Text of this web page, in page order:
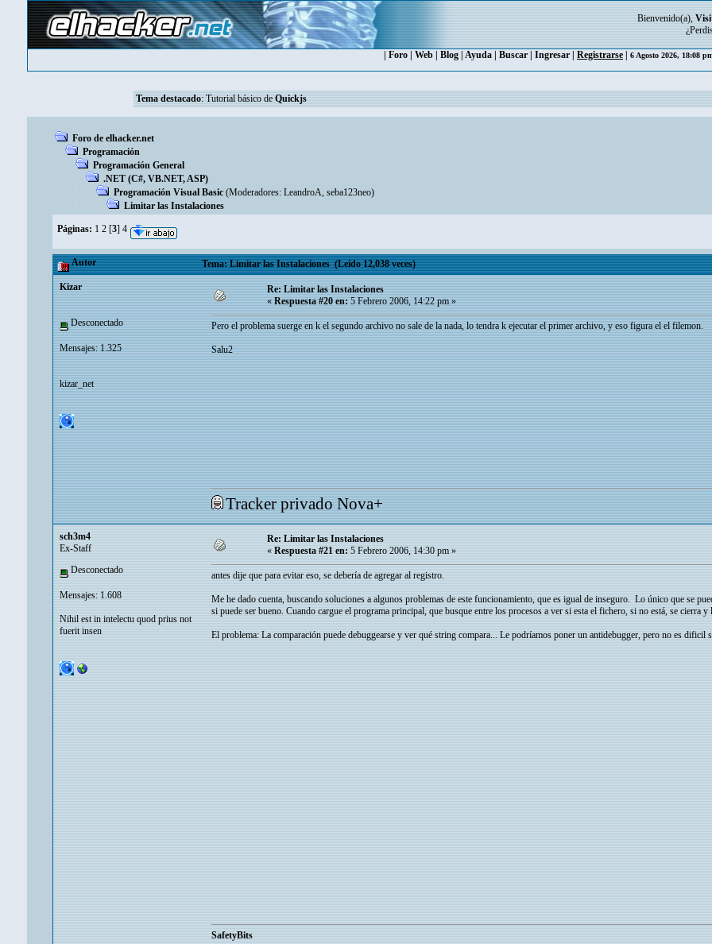
Bienvenido(a),
Foro Web Blog Ayuda Buscar Ingresar Registrarse 6 Agosto 2026, 18:08
Tema destacado: Tutorial básico de Quickjs
Foro de elhacker.net
Programación
Programación General
.NET (C#, VB.NET, ASP)
Programación Visual Basic (Moderadores: LeandroA, seba123neo)
Limitar las Instalaciones
Páginas: 1 2 [3] 4
Autor Tema: Limitar las Instalaciones (Leído 12,038 veces)
Kizar
Desconectado
Mensajes: 1.325
kizar_net
Re: Limitar las Instalaciones
«Respuesta #20 en:5 Febrero 2006, 14:22 pm »
Pero el problema suerge en k el segundo archivo no sale de la nada, lo tendra k ejecutar el primer archivo, y eso figura el el filemon.
Salu2
Tracker privado Nova+
sch3m4
Ex-Staff
Desconectado
Mensajes: 1.608
Nihil est in intelectu quod prius not
fuerit insen
Re: Limitar las Instalaciones
« Respuesta #21 en: 5 Febrero 2006, 14:30 pm »
antes dije que para evitar eso, se debería de agregar al registro.
Me he dado cuenta, buscando soluciones a algunos problemas de este funcionamiento, que es igual de inseguro. Lo único que se
si puede ser bueno. Cuando cargue el programa principal, que busque entre los procesos a ver si esta el fichero, si no está, se cierra
El problema: La comparación puede debuggearse y ver qué string compara... Le podríamos poner un antidebugger, pero no es dificil
SafetyBits